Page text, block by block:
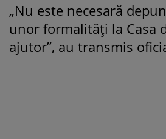
„Nu este necesară
unor formalități la Casa
ajutor”, au transmis